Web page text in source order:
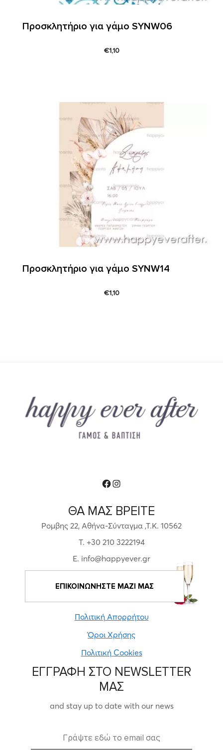
Προσκλητήριο για γάμο SYNW06
€1,10
Προσκλητήριο για γάμο SYNW14
€1,10
ΘΑ ΜΑΣ ΒΡΕΙΤΕ
Ρομβης 22, Αθήνα-Σύνταγμα ,Τ.Κ. 10562
T. +30 210 3222194
E. info@happyever.gr
ΕΠΙΚΟΙΝΩΝΗΣΤΕ ΜΑΖΙ ΜΑΣ
Πολιτική Απορρήτου
Όροι Χρήσης
Πολιτική Cookies
Facebook
Instagram
ΕΓΓΡΑΦΗ ΣΤΟ NEWSLETTER
ΜΑΣ
and stay up to date with our news